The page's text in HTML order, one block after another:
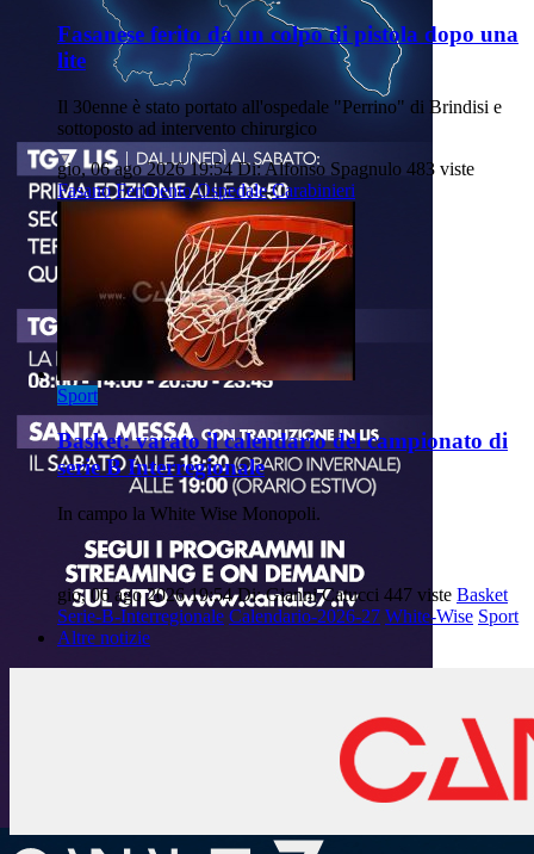
Fasanese ferito da un colpo di pistola dopo una
lite
Il 30enne è stato portato all'ospedale "Perrino" di Brindisi e
sottoposto ad intervento chirurgico
gio, 06 ago 2026 19:54 Di: Alfonso Spagnulo 483 viste
Fasano Ferimento Ospedale Carabinieri
Sport
Basket: varato il calendario del campionato di
serie B Interregionale
In campo la White Wise Monopoli.
gio, 06 ago 2026 19:54 Di: Gianni Catucci 447 viste Basket
Serie-B-Interregionale Calendario-2026-27 White-Wise Sport
Altre notizie